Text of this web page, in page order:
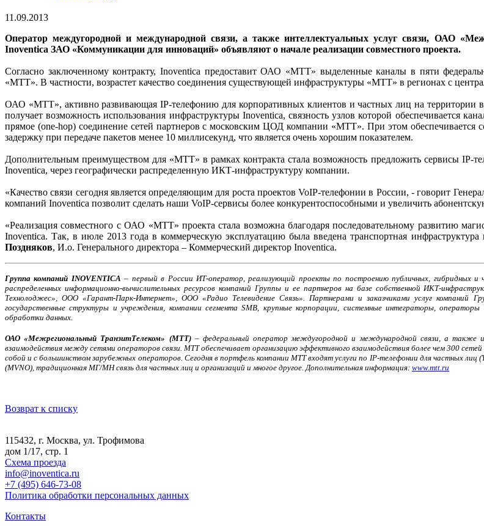
11.09.2013
Оператор междугородной и международной связи, а также интеллектуальных услуг связи, ОАО
Inoventica ЗАО «Коммуникации для инноваций» объявляют о начале реализации совместного проекта.
Согласно заключенному контракту, Inoventica предоставит ОАО «МТТ» выделенные каналы в пяти
«МТТ». В частности, возрастет качество соединения существующей инфраструктуры «МТТ» в регионах с
ОАО «МТТ», активно развивающая IP-телефонию для корпоративных клиентов и частных лиц на территории
получает возможность использования инфраструктуры Inoventica, связность узлов которой обеспечивается
прямое (one-hop) соединение сетей партнеров с московским ЦОД компании «МТТ». При этом обеспечивается
задержку при передаче пакетов менее 10 миллисекунд, что является очень хорошим показателем.
Дополнительным преимуществом для «МТТ» в рамках контракта стала возможность предложить сервисы
Inoventica, через географически распределенную ИКТ-инфраструктуру компании.
«Качество связи сегодня является определяющим для роста проектов VoIP-телефонии в России, - говорит
компаний Inoventica позволит сделать наши VoIP-сервисы более конкурентоспособными и увеличить
«Реализация совместного с ОАО «МТТ» проекта стала возможна благодаря последовательному развитию
Inoventica. Так, в июле 2013 года в коммерческую эксплуатацию была введена транспортная
Поздняков, И.о. Генерального директора – Коммерческий директор Inoventica.
Группа компаний INOVENTICA – первый в России ИТ-оператор, реализующий проекты по построению публичных, гибридных и
распределенных информационно-вычислительных ресурсов компаний Группы и ее партнеров на базе собственной ИКТ-
Технолоджес», ООО «Гарант-Парк-Интернет», ООО «Радио Телевидение Связь». Партнерами и заказчиками услуг компаний
государственные структуры и учреждения, компании сегмента SMB, крупные корпорации, системные интеграторы,
обработки данных.
ОАО «Межрегиональный ТранзитТелеком» (МТТ)– федеральный оператор междугородной и международной связи, а также
взаимодействия между сетями операторов связи. МТТ обеспечивает организацию эффективного взаимодействия более чем 300
собой и с большинством зарубежных операторов. Сегодня в портфель компании МТТ входят услуги по IP-телефонии для частных лиц
(MVNO), традиционная МГ/МН связь для частных лиц и организаций и многое другое. Дополнительная информация: www.mtt.ru
Возврат к списку
115432, г. Москва, ул. Трофимова
дом 1/17, стр. 1
Схема проезда
info@inoventica.ru
+7 (495) 646-73-08
Политика обработки персональных данных
Контакты